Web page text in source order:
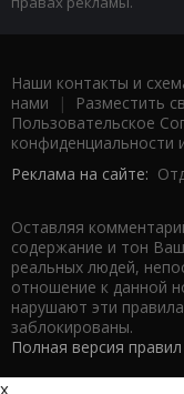
Наши контакты и
нами | Разместить
Пользовательское
конфиденциальности
Реклама на сайте:
Оставляя
содержание и тон
реальных людей,
отношение к данной
нарушают эти
заблокированы.
Полная версия правил
x